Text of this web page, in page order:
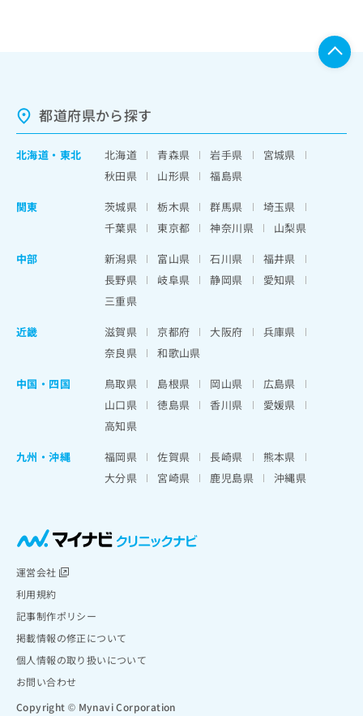
都道府県から探す
北海道 ・ 東北 北海道 青森県 岩手県
宮城県
秋田県
山形県
福島県
関東
茨城県 栃木県 群馬県
埼玉県
千葉県
東京都 神奈川県
山梨県
中部
新潟県 富山県 石川県
福井県
長野県
岐阜県 静岡県
愛知県
三重県
近畿
滋賀県 京都府 大阪府
兵庫県
奈良県
和歌山県
中国・四国
鳥取県 島根県 岡山県
広島県
山口県
徳島県 香川県
愛媛県
高知県
九州・沖縄
福岡県 佐賀県 長崎県
熊本県
大分県
宮崎県 鹿児島県 沖縄県
運営会社
利用規約
記事制作ポリシー
掲載情報の修正について
個人情報の取り扱いについて
お問い合わせ
Copyright © Mynavi Corporation